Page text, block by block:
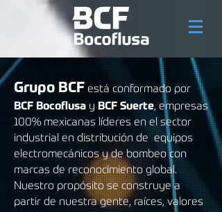
Grupo BCF está conformado por
BCF Bocoflusa y BCF Suerte, empresas
100% mexicanas líderes en el sector
industrial en distribución de equipos
electromecánicos y de bombeo con
marcas de reconocimiento global.
Nuestro propósito se construye a
partir de nuestra gente, raíces, valores